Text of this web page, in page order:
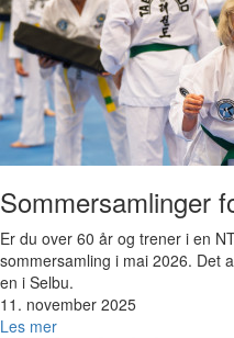
Sommersamlinger
Er du over 60 år og trener i en
sommersamling i mai 2026. Det
en i Selbu.
11. november 2025
Les mer